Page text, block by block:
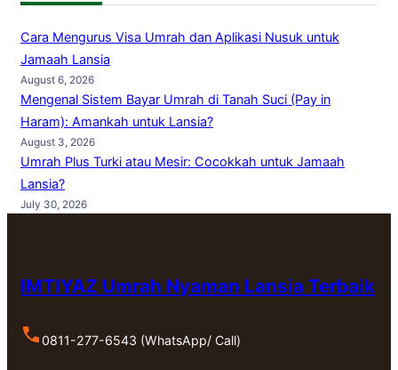
Cara Mengurus Visa Umrah dan Aplikasi Nusuk untuk
Jamaah Lansia
August 6, 2026
Mengenal Sistem Bayar Umrah di Tanah Suci (Pay in
Haram): Amankah untuk Lansia?
August 3, 2026
Umrah Plus Turki atau Mesir: Cocokkah untuk Jamaah
Lansia?
July 30, 2026
IMTIYAZ Umrah Nyaman Lansia Terbaik
0811-277-6543 (WhatsApp/ Call)